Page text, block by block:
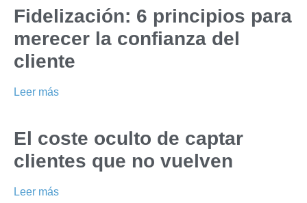
Fidelización: 6 principios para
merecer la confianza del
cliente
Leer más
El coste oculto de captar
clientes que no vuelven
Leer más